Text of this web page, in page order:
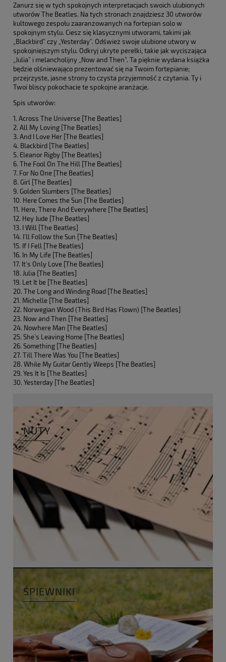
Zanurz się w tych spokojnych interpretacjach swoich ulubionych
utworów The Beatles. Na tych stronach znajdziesz 30 utworów
kultowego zespołu zaaranżowanych na fortepian solo w
spokojnym stylu. Ciesz się klasycznymi utworami, takimi jak
„Blackbird” czy „Yesterday”. Odśwież swoje ulubione utwory w
spokojniejszym stylu. Odkryj ukryte perełki, takie jak wyciszająca
„Julia” i melancholijny „Now and Then”. Ta pięknie wydana książka
będzie olśniewająco prezentować się na Twoim fortepianie;
przejrzyste, jasne strony to czysta przyjemność z czytania. Ty i
Twoi bliscy pokochacie te spokojne aranżacje.
Spis utworów:
1. Across The Universe [The Beatles]
2. All My Loving [The Beatles]
3. And I Love Her [The Beatles]
4. Blackbird [The Beatles]
5. Eleanor Rigby [The Beatles]
6. The Fool On The Hill [The Beatles]
7. For No One [The Beatles]
8. Girl [The Beatles]
9. Golden Slumbers [The Beatles]
10. Here Comes the Sun [The Beatles]
11. Here, There And Everywhere [The Beatles]
12. Hey Jude [The Beatles]
13. I Will [The Beatles]
14. I’ll Follow the Sun [The Beatles]
15. If I Fell [The Beatles]
16. In My Life [The Beatles]
17. It’s Only Love [The Beatles]
18. Julia [The Beatles]
19. Let It be [The Beatles]
20. The Long and Winding Road [The Beatles]
21. Michelle [The Beatles]
22. Norwegian Wood (This Bird Has Flown) [The Beatles]
23. Now and Then [The Beatles]
24. Nowhere Man [The Beatles]
25. She’s Leaving Home [The Beatles]
26. Something [The Beatles]
27. Till There Was You [The Beatles]
28. While My Guitar Gently Weeps [The Beatles]
29. Yes It Is [The Beatles]
30. Yesterday [The Beatles]
NUTY
ŚPIEWNIKI